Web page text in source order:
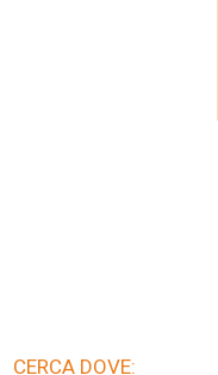
CERCA DOVE: